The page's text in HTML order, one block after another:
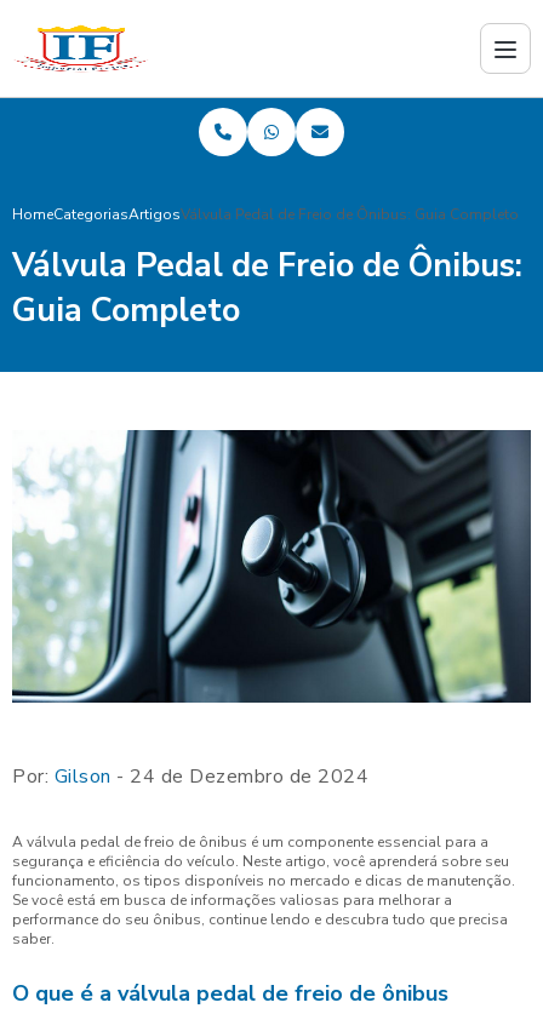
HomeCategoriasArtigosVálvula Pedal de Freio de Ônibus: Guia Completo
Válvula Pedal de Freio de Ônibus:
Guia Completo
Por: Gilson - 24 de Dezembro de 2024
A válvula pedal de freio de ônibus é um componente essencial para a
segurança e eficiência do veículo. Neste artigo, você aprenderá sobre seu
funcionamento, os tipos disponíveis no mercado e dicas de manutenção.
Se você está em busca de informações valiosas para melhorar a
performance do seu ônibus, continue lendo e descubra tudo que precisa
saber.
O que é a válvula pedal de freio de ônibus